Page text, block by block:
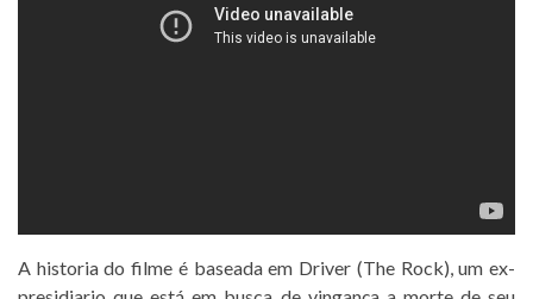
A historia do filme é baseada em Driver (The Rock), um ex-